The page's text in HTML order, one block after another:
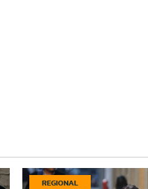
REGIONAL